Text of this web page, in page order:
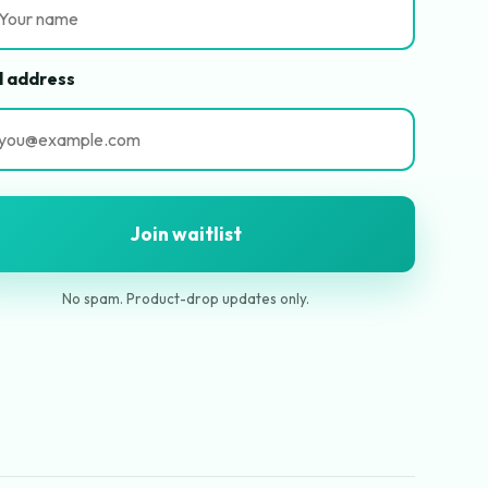
address
Join waitlist
No spam. Product-drop updates only.